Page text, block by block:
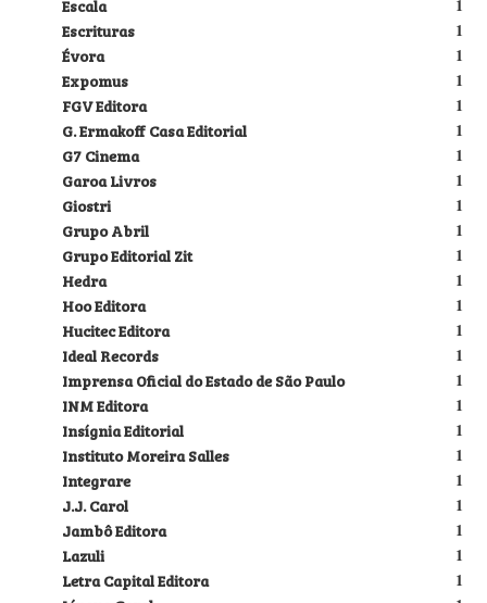
1
Escala
1
Escrituras
1
Évora
1
Expomus
1
FGV Editora
1
G. Ermakoff Casa Editorial
1
G7 Cinema
1
Garoa Livros
1
Giostri
1
Grupo Abril
1
Grupo Editorial Zit
1
Hedra
1
Hoo Editora
1
Hucitec Editora
1
Ideal Records
1
Imprensa Oficial do Estado de São Paulo
1
INM Editora
1
Insígnia Editorial
1
Instituto Moreira Salles
1
Integrare
1
J.J. Carol
1
Jambô Editora
1
Lazuli
1
Letra Capital Editora